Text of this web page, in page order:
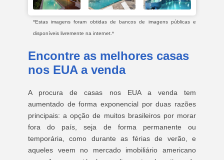
*Estas imagens foram obtidas de bancos de imagens públicas e
disponíveis livremente na internet.*
Encontre as melhores casas
nos EUA a venda
A procura de casas nos EUA a venda tem
aumentado de forma exponencial por duas razões
principais: a opção de muitos brasileiros por morar
fora do país, seja de forma permanente ou
temporária, como durante as férias de verão, e
aqueles veem no mercado imobiliário americano